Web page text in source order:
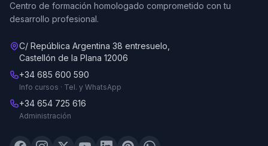
Centro de formación homologado comprometido con tu
desarrollo profesional.
C/ República Argentina 38 entresuelo,
Castellón de la Plana 12006
+34 685 600 590
Info cursos · Tel. y WhatsApp
+34 654 725 616
Administración